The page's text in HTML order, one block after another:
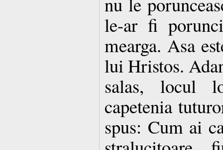
le-ar fi
mearga. Asa
lui Hristos.
salas, locul
capetenia
spus: Cum ai